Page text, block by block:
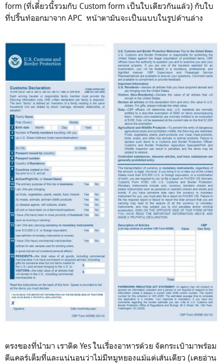
form (ที่เดี๋ยวนี้รวมกับ Custom form เป็นใบเดียวกันแล้ว) กับใบ
ที่ปริ้นท์ออกมาจาก APC หน้าตามันจะเป็นแบบในรูปด้านล่าง
ตรงของที่นำมา เราติด Yes ในเรื่องอาหารด้วย จัดกระเป๋ามาพร้อม
ดีแคลร์เต็มที่และแน่นอนว่าไม่มีหมูหยองแม้แต่เส้นเดียว (เคยอ่าน